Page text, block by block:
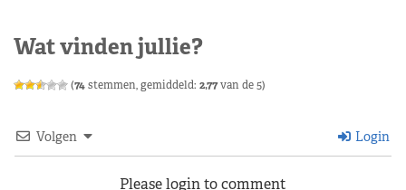
Wat vinden jullie?
(74stemmen, gemiddeld: 2,77van de 5)
Volgen Login
Please login to comment